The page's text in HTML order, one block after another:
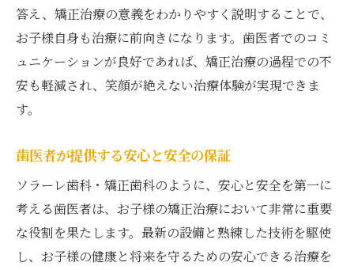
答え、矯正治療の意義をわかりやすく説明することで、
お子様自身も治療に前向きになります。歯医者でのコミ
ュニケーションが良好であれば、矯正治療の過程での不
安も軽減され、笑顔が絶えない治療体験が実現できま
す。
歯医者が提供する安心と安全の保証
ソラーレ歯科・矯正歯科のように、安心と安全を第一に
考える歯医者は、お子様の矯正治療において非常に重要
な役割を果たします。最新の設備と熟練した技術を駆使
し、お子様の健康と将来を守るための安心できる治療を